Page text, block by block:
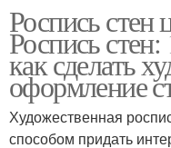
Роспись стен
Роспись
как сделать
оформление
Художественная
способом придать